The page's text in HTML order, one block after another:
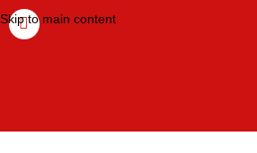
Skip to main content